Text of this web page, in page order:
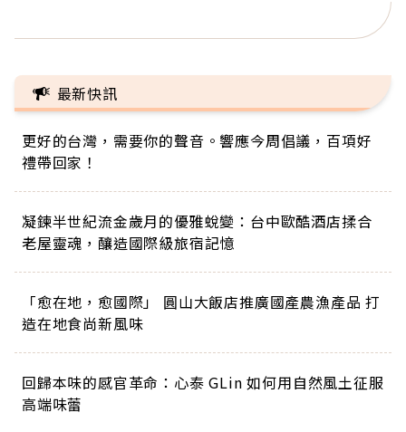
最新快訊
更好的台灣，需要你的聲音。響應今周倡議，百項好
禮帶回家！
凝鍊半世紀流金歲月的優雅蛻變：台中歐酷酒店揉合
老屋靈魂，釀造國際級旅宿記憶
「愈在地，愈國際」 圓山大飯店推廣國產農漁產品 打
造在地食尚新風味
回歸本味的感官革命：心泰 GLin 如何用自然風土征服
高端味蕾